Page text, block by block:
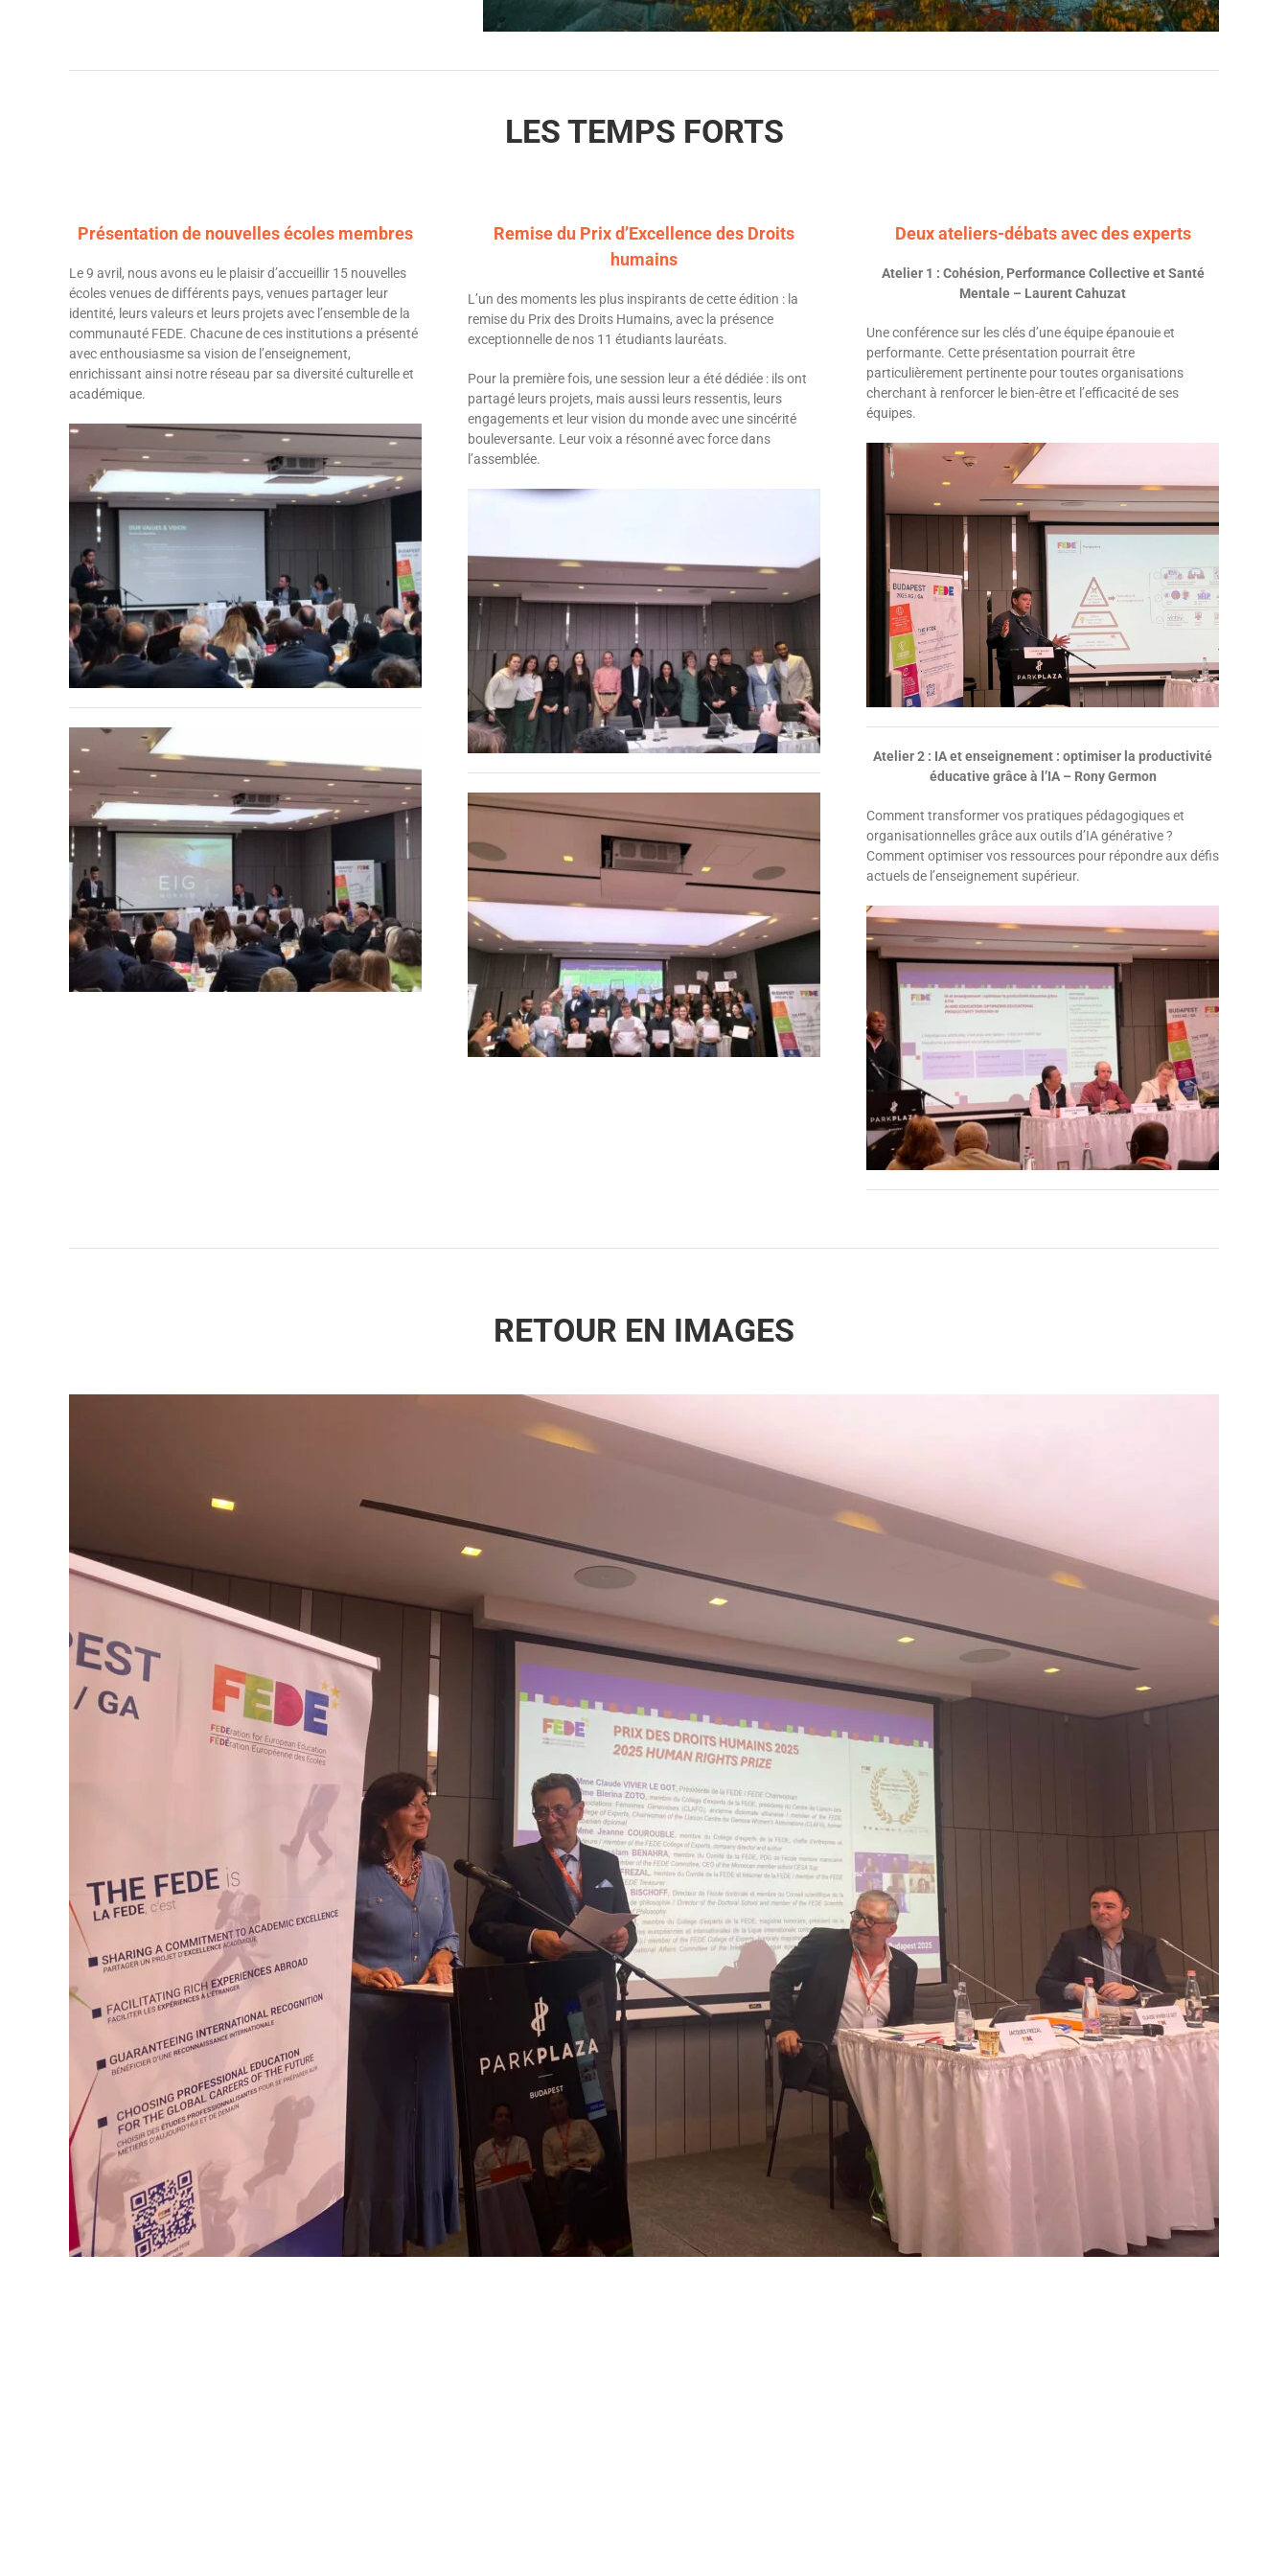
LES TEMPS FORTS
Présentation de nouvelles écoles membres
Le 9 avril, nous avons eu le plaisir d’accueillir 15 nouvelles
écoles venues de différents pays, venues partager leur
identité, leurs valeurs et leurs projets avec l’ensemble de la
communauté FEDE. Chacune de ces institutions a présenté
avec enthousiasme sa vision de l’enseignement,
enrichissant ainsi notre réseau par sa diversité culturelle et
académique.
Remise du Prix d’Excellence des Droits
humains
L’un des moments les plus inspirants de cette édition : la
remise du Prix des Droits Humains, avec la présence
exceptionnelle de nos 11 étudiants lauréats.
Pour la première fois, une session leur a été dédiée : ils ont
partagé leurs projets, mais aussi leurs ressentis, leurs
engagements et leur vision du monde avec une sincérité
bouleversante. Leur voix a résonné avec force dans
l’assemblée.
Deux ateliers-débats avec des experts
Atelier 1 : Cohésion, Performance Collective et Santé
Mentale – Laurent Cahuzat
Une conférence sur les clés d’une équipe épanouie et
performante. Cette présentation pourrait être
particulièrement pertinente pour toutes organisations
cherchant à renforcer le bien-être et l’efficacité de ses
équipes.
Atelier 2 : IA et enseignement : optimiser la productivité
éducative grâce à l’IA – Rony Germon
Comment transformer vos pratiques pédagogiques et
organisationnelles grâce aux outils d’IA générative ?
Comment optimiser vos ressources pour répondre aux défis
actuels de l’enseignement supérieur.
RETOUR EN IMAGES